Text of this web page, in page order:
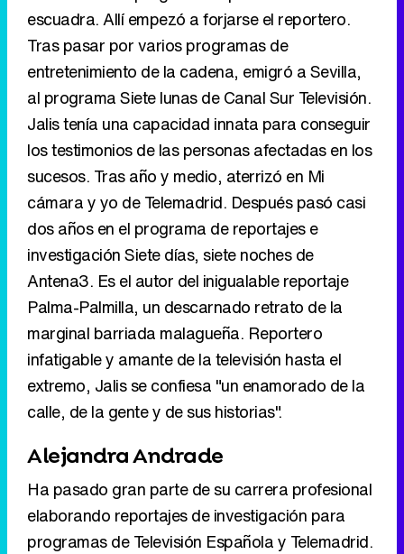
escuadra. Allí empezó a forjarse el reportero.
Tras pasar por varios programas de
entretenimiento de la cadena, emigró a Sevilla,
al programa Siete lunas de Canal Sur Televisión.
Jalis tenía una capacidad innata para conseguir
los testimonios de las personas afectadas en los
sucesos. Tras año y medio, aterrizó en Mi
cámara y yo de Telemadrid. Después pasó casi
dos años en el programa de reportajes e
investigación Siete días, siete noches de
Antena3. Es el autor del inigualable reportaje
Palma-Palmilla, un descarnado retrato de la
marginal barriada malagueña. Reportero
infatigable y amante de la televisión hasta el
extremo, Jalis se confiesa "un enamorado de la
calle, de la gente y de sus historias".
Alejandra Andrade
Ha pasado gran parte de su carrera profesional
elaborando reportajes de investigación para
programas de Televisión Española y Telemadrid.